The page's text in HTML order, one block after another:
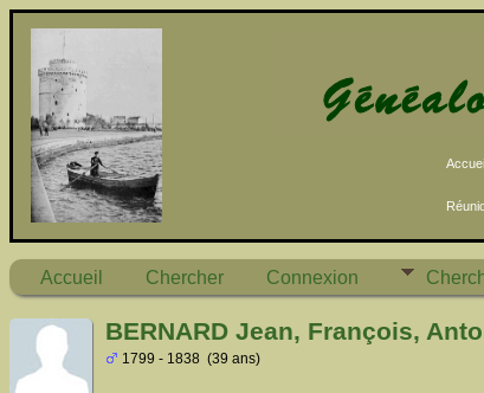
Accueil Chercher Connexion
BERNARD Jean, François,
1799 - 1838 (39 ans)